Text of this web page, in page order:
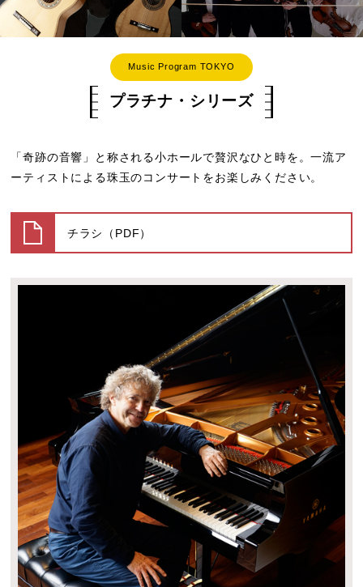
Music Program TOKYO
プラチナ・シリーズ
「奇跡の音響」と称される小ホールで贅沢なひと時を。一流ア
ーティストによる珠玉のコンサートをお楽しみください。
チラシ（PDF）